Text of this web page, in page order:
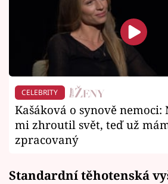
CELEBRITY
Kašáková o synově nemoci:
mi zhroutil svět, teď už
zpracovaný
Standardní těhotenská